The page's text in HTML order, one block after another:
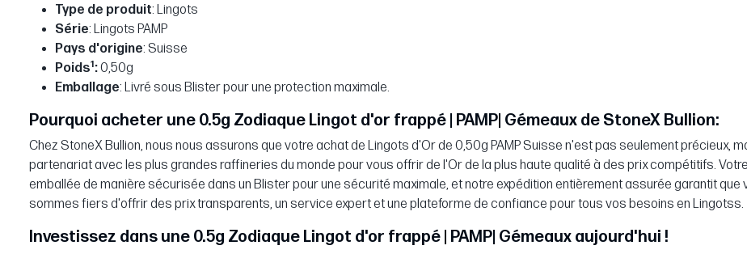
Type de produit: Lingots
Série: Lingots PAMP
Pays d'origine: Suisse
Poids1:0,50g
Emballage: Livré sous Blister pour une protection maximale.
Pourquoi acheter une 0.5g Zodiaque Lingot d'or frappé | PAMP| Gémeaux de StoneX Bullion:
Chez StoneX Bullion, nous nous assurons que votre achat de Lingots d'Or de 0,50g PAMP Suisse n'est pas seulement précieux,
partenariat avec les plus grandes raffineries du monde pour vous offrir de l'Or de la plus haute qualité à des prix compétitifs.
emballée de manière sécurisée dans un Blister pour une sécurité maximale, et notre expédition entièrement assurée garantit
sommes fiers d'offrir des prix transparents, un service expert et une plateforme de confiance pour tous vos besoins en Lingotss.
Investissez dans une 0.5g Zodiaque Lingot d'or frappé | PAMP| Gémeaux aujourd'hui !